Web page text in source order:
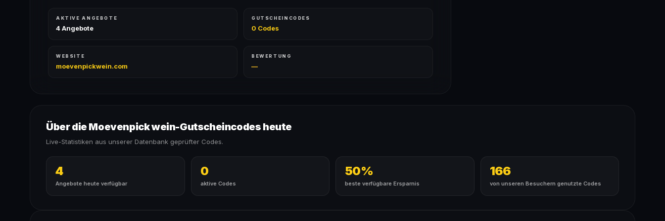
AKTIVE ANGEBOTE
4 Angebote
GUTSCHEINCODES
0 Codes
WEBSITE
moevenpickwein.com
BEWERTUNG
—
Über die Moevenpick wein-Gutscheincodes heute
Live-Statistiken aus unserer Datenbank geprüfter Codes.
4
Angebote heute verfügbar
0
aktive Codes
50%
beste verfügbare Ersparnis
166
von unseren Besuchern genutzte Codes